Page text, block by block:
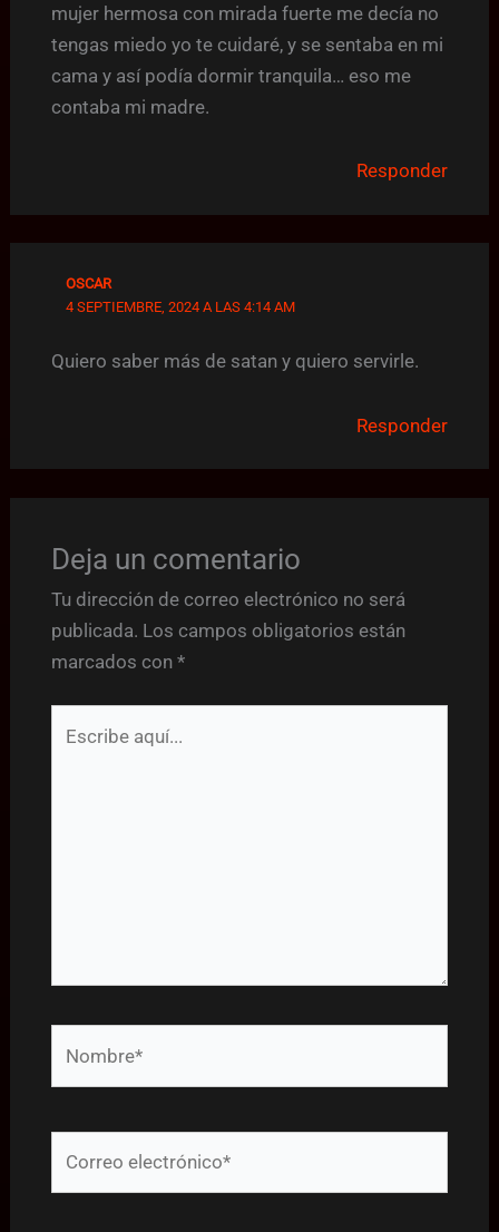
mujer hermosa con mirada fuerte me decía no
tengas miedo yo te cuidaré, y se sentaba en mi
cama y así podía dormir tranquila… eso me
contaba mi madre.
Responder
OSCAR
4 SEPTIEMBRE, 2024 A LAS 4:14 AM
Quiero saber más de satan y quiero servirle.
Responder
Deja un comentario
Tu dirección de correo electrónico no será
publicada. Los campos obligatorios están
marcados con *